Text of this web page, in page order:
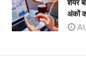
अंकों